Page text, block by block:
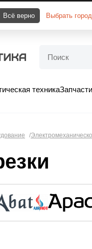
Всё верно Выбрать город
Компания
техникаЗапчасти